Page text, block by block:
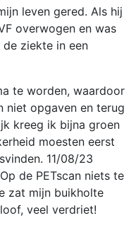
leven gered. Als hij
overwogen en was
ziekte in een
te worden, waardoor
niet opgaven en terug
kreeg ik bijna groen
moesten eerst
11/08/23
de PETscan niets te
zat mijn buikholte
veel verdriet!